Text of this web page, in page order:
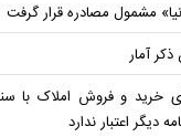
مشمول مصادره قرار گرفت
آمار
خرید و فروش املاک با
دیگر اعتبار ندارد